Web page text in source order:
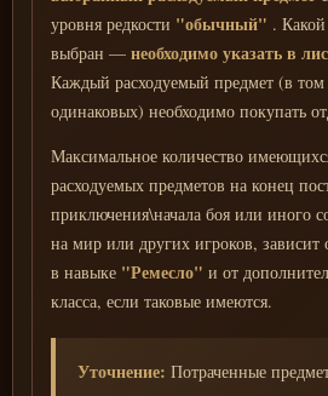
уровня редкости "обычный" .
выбран — необходимо указать в
Каждый расходуемый предмет (в том
одинаковых) необходимо покупать
Максимальное количество
расходуемых предметов на конец
приключения\начала боя или иного
на мир или других игроков, зависит
в навыке "Ремесло" и от
класса, если таковые имеются.
Уточнение: Потраченные